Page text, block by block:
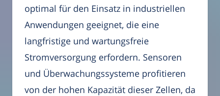
optimal für den Einsatz in industriellen
Anwendungen geeignet, die eine
langfristige und wartungsfreie
Stromversorgung erfordern. Sensoren
und Überwachungssysteme profitieren
von der hohen Kapazität dieser Zellen, da